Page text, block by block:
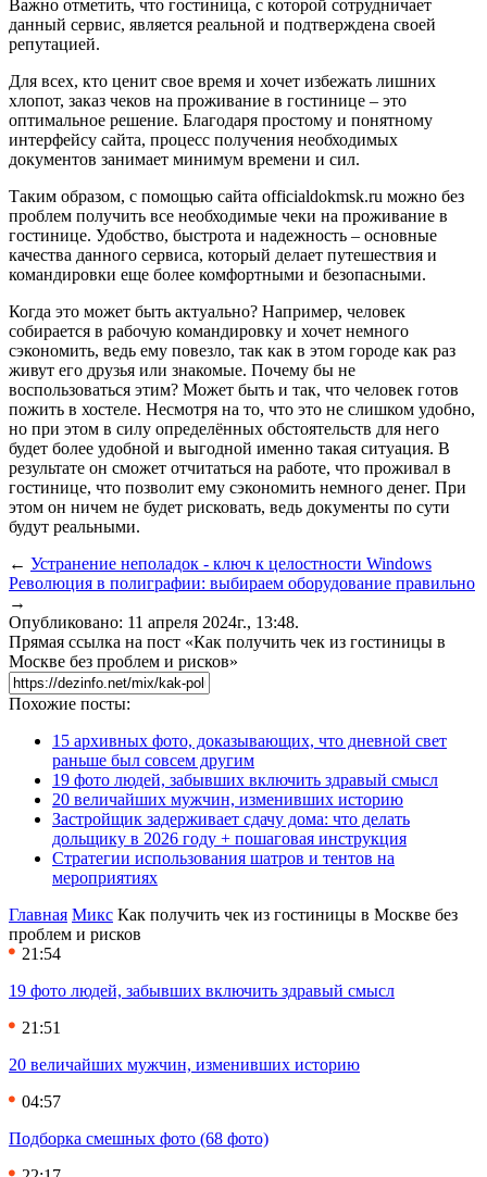
Важно отметить, что гостиница, с которой сотрудничает
данный сервис, является реальной и подтверждена своей
репутацией.
Для всех, кто ценит свое время и хочет избежать лишних
хлопот, заказ чеков на проживание в гостинице – это
оптимальное решение. Благодаря простому и понятному
интерфейсу сайта, процесс получения необходимых
документов занимает минимум времени и сил.
Таким образом, с помощью сайта officialdokmsk.ru можно без
проблем получить все необходимые чеки на проживание в
гостинице. Удобство, быстрота и надежность – основные
качества данного сервиса, который делает путешествия и
командировки еще более комфортными и безопасными.
Когда это может быть актуально? Например, человек
собирается в рабочую командировку и хочет немного
сэкономить, ведь ему повезло, так как в этом городе как раз
живут его друзья или знакомые. Почему бы не
воспользоваться этим? Может быть и так, что человек готов
пожить в хостеле. Несмотря на то, что это не слишком удобно,
но при этом в силу определённых обстоятельств для него
будет более удобной и выгодной именно такая ситуация. В
результате он сможет отчитаться на работе, что проживал в
гостинице, что позволит ему сэкономить немного денег. При
этом он ничем не будет рисковать, ведь документы по сути
будут реальными.
← Устранение неполадок - ключ к целостности Windows
Революция в полиграфии: выбираем оборудование правильно
→
Опубликовано: 11 апреля 2024г., 13:48.
Прямая ссылка на пост «Как получить чек из гостиницы в
Москве без проблем и рисков»
Похожие посты:
15 архивных фото, доказывающих, что дневной свет
раньше был совсем другим
19 фото людей, забывших включить здравый смысл
20 величайших мужчин, изменивших историю
Застройщик задерживает сдачу дома: что делать
дольщику в 2026 году + пошаговая инструкция
Стратегии использования шатров и тентов на
мероприятиях
Главная Микс Как получить чек из гостиницы в Москве без
проблем и рисков
21:54
19 фото людей, забывших включить здравый смысл
21:51
20 величайших мужчин, изменивших историю
04:57
Подборка смешных фото (68 фото)